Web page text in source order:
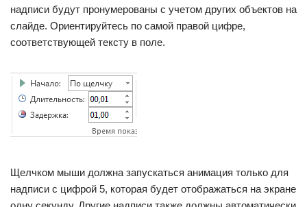
надписи будут пронумерованы с учетом других объектов на
слайде. Ориентируйтесь по самой правой цифре,
соответствующей тексту в поле.
Щелчком мыши должна запускаться анимация только для
надписи с цифрой 5, которая будет отображаться на экране